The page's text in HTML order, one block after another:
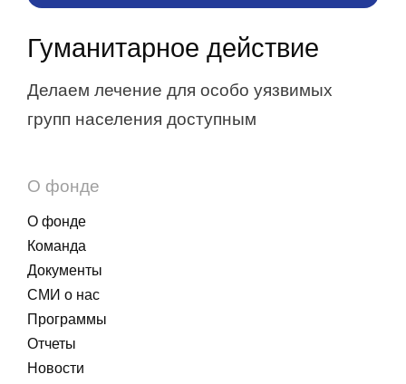
Гуманитарное действие
Делаем лечение для особо уязвимых
групп населения доступным
О фонде
О фонде
Команда
Документы
СМИ о нас
Программы
Отчеты
Новости